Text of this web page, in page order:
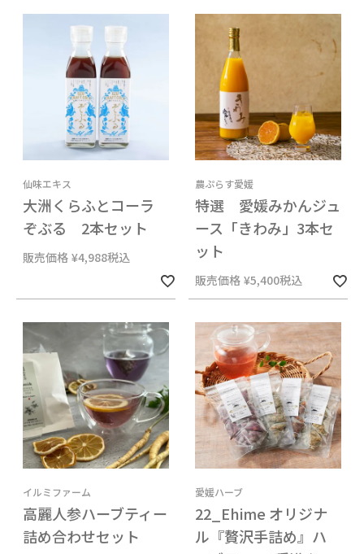
仙味エキス
大洲くらふとコーラ
ぞぶる 2本セット
販売価格 ¥4,988税込
農ぷらす愛媛
特選 愛媛みかんジュ
ース「きわみ」3本セ
ット
販売価格 ¥5,400税込
イルミファーム
高麗人参ハーブティー
詰め合わせセット
愛媛ハーブ
22_Ehime オリジナ
ル『贅沢手詰め』ハ